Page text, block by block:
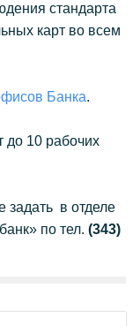
стандарта
карт во всем
Банка.
до 10 рабочих
в отделе
по тел. (343)